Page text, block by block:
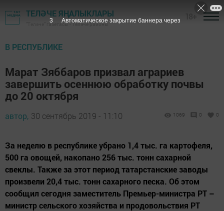
ТЕЛӘЧЕ ЯҢАЛЫКЛАРЫ
"Теләче" газетасы - Теләче районы
В РЕСПУБЛИКЕ
Марат Зяббаров призвал аграриев
завершить осеннюю обработку почвы
до 20 октября
автор, 30 сентябрь 2019 - 11:10 1069 0 0
За неделю в республике убрано 1,4 тыс. га картофеля,
500 га овощей, накопано 256 тыс. тонн сахарной
свеклы. Также за этот период татарстанские заводы
произвели 20,4 тыс. тонн сахарного песка. Об этом
сообщил сегодня заместитель Премьер-министра РТ –
министр сельского хозяйства и продовольствия РТ
2 Автоматическое закрытие баннера через